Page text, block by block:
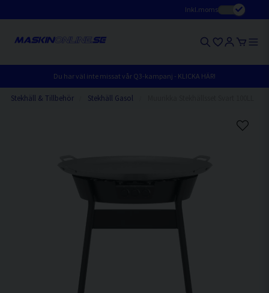
Inkl.moms
Du har väl inte missat vår Q3-kampanj - KLICKA HÄR!
Stekhäll & Tillbehör Stekhäll Gasol